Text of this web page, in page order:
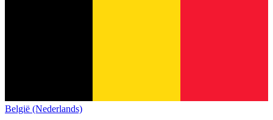
België (Nederlands)